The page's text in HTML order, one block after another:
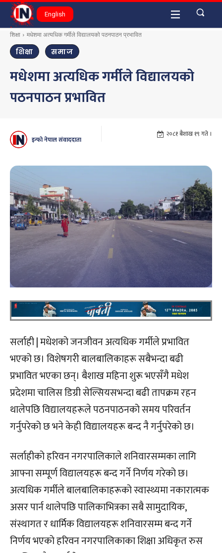
English
शिक्षा मधेशमा अत्यधिक गर्मीले विद्यालयको पठनपाठन प्रभावित
शिक्षा समाज
मधेशमा अत्यधिक गर्मीले विद्यालयको
पठनपाठन प्रभावित
इन्फो नेपाल संवाददाता
२०८१ बैशाख १९ गते ।
सर्लाही | मधेशको जनजीवन अत्यधिक गर्मीले प्रभावित
भएको छ। विशेषगरी बालबालिकाहरू सबैभन्दा बढी
प्रभावित भएका छन्। बैशाख महिना शुरू भएसँगै मधेश
प्रदेशमा चालिस डिग्री सेल्सियसभन्दा बढी तापक्रम रहन
थालेपछि विद्यालयहरूले पठनपाठनको समय परिवर्तन
गर्नुपरेको छ भने केही विद्यालयहरू बन्द नै गर्नुपरेको छ।
सर्लाहीको हरिवन नगरपालिकाले शनिवारसम्मका लागि
आफ्ना सम्पूर्ण विद्यालयहरू बन्द गर्ने निर्णय गरेको छ।
अत्यधिक गर्मीले बालबालिकाहरूको स्वास्थ्यमा नकारात्मक
असर पार्न थालेपछि पालिकाभित्रका सबै सामुदायिक,
संस्थागत र धार्मिक विद्यालयहरू शनिवारसम्म बन्द गर्ने
निर्णय भएको हरिवन नगरपालिकाका शिक्षा अधिकृत रुस